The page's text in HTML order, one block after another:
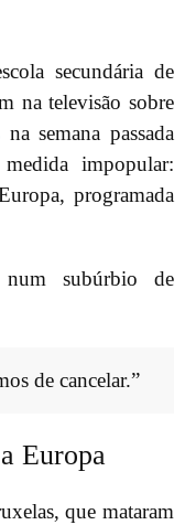
secundária de
na televisão sobre
na semana passada
impopular:
programada
subúrbio de
de cancelar.”
Europa
que mataram